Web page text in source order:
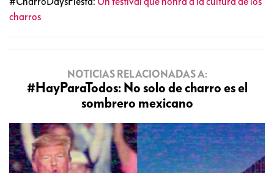
charros
NOTICIAS RELACIONADAS A:
#HayParaTodos: No solo de charro es el
sombrero mexicano